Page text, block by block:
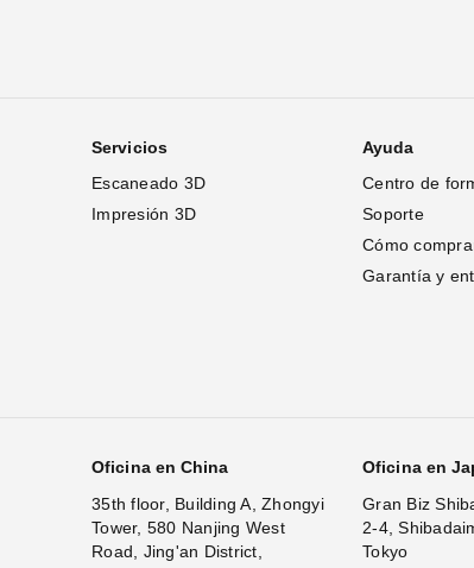
Eva, Leo, Spider II, Space Spider
Servicios
Escaneado 3D
Impresión 3D
Ayuda
Centro de
Soporte
Cómo
Garantía y
Oficina en China
35th floor, Building A, Zhongyi
Tower, 580 Nanjing West
Road, Jing'an District,
Oficina en
Gran Biz
2-4,
Tokyo